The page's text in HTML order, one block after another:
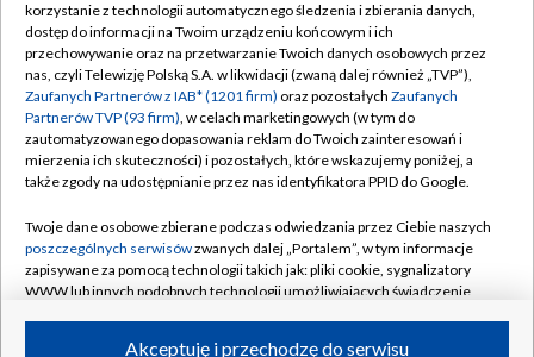
TVP
Abonament TVP
Emisja w TVP
Centrum informacji TVP
Naziemna Telewizja Cyfrowa
Rada Programowa
System NOS
Informacje o nadawcy
Regulamin TVP
Polityka prywatności
Moje zgody
Pomoc
Kontakt
Kanały
korzystanie z technologii automatycznego śledzenia i zbierania danych,
dostęp do informacji na Twoim urządzeniu końcowym i ich
przechowywanie oraz na przetwarzanie Twoich danych osobowych przez
nas, czyli Telewizję Polską S.A. w likwidacji (zwaną dalej również „TVP”),
Zaufanych Partnerów z IAB* (1201 firm) oraz pozostałych Zaufanych
Partnerów TVP (93 firm), w celach marketingowych (w tym do
zautomatyzowanego dopasowania reklam do Twoich zainteresowań i
mierzenia ich skuteczności) i pozostałych, które wskazujemy poniżej, a
także zgody na udostępnianie przez nas identyfikatora PPID do Google.
Twoje dane osobowe zbierane podczas odwiedzania przez Ciebie naszych
poszczególnych serwisówzwanych dalej „Portalem”, w tym informacje
zapisywane za pomocą technologii takich jak: pliki cookie, sygnalizatory
WWW lub innych podobnych technologii umożliwiających świadczenie
Akceptuję i przechodzę do serwisu